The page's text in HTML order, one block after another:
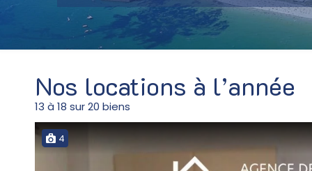
Nos locations à l’année
13 à 18 sur20 biens
4